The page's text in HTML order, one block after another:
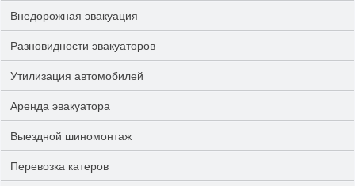
Внедорожная эвакуация
Разновидности эвакуаторов
Утилизация автомобилей
Аренда эвакуатора
Выездной шиномонтаж
Перевозка катеров